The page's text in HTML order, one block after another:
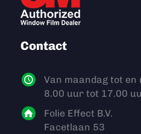
Contact
Van maandag tot en
8.00 uur tot 17.00
Folie Effect B.V.
Facetlaan 53